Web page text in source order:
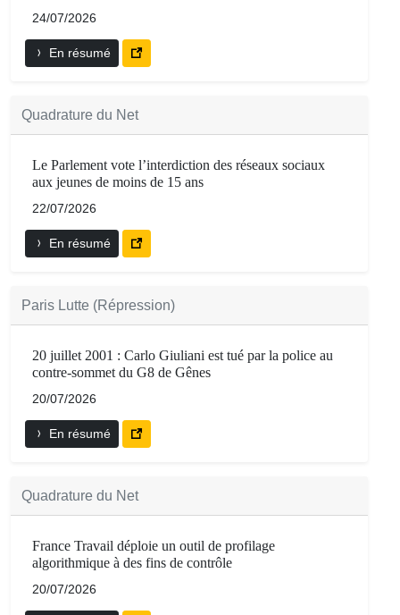
24/07/2026
En résumé
Quadrature du Net
Le Parlement vote l’interdiction des réseaux sociaux
aux jeunes de moins de 15 ans
22/07/2026
En résumé
Paris Lutte (Répression)
20 juillet 2001 : Carlo Giuliani est tué par la police au
contre-sommet du G8 de Gênes
20/07/2026
En résumé
Quadrature du Net
France Travail déploie un outil de profilage
algorithmique à des fins de contrôle
20/07/2026